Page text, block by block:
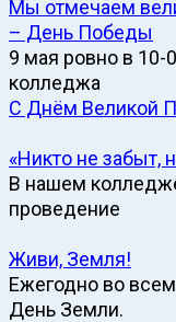
Мы отмечаем
– День Победы
9 мая ровно в 10-
колледжа
С Днём Великой
«Никто не забыт,
В нашем
проведение
Живи, Земля!
Ежегодно во
День Земли.